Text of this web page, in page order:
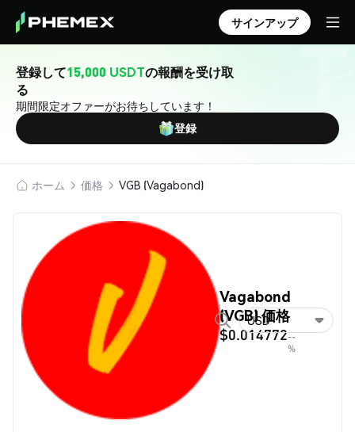
サインアップ
登録して15,000 USDTの報酬を受け取
る
期間限定オファーがお待ちしています！
登録
ホーム 価格 VGB (Vagabond)
Vagabond
(VGB) 価格
$0.014772--
%
USD